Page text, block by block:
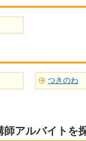
つきのわ
アルバイトを